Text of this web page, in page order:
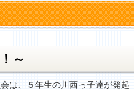
～
は、５年生の川西っ子達が発起